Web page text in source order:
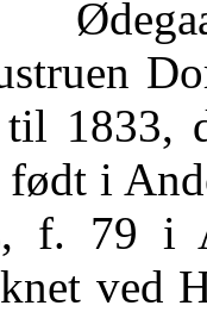
1833,
i
f. 79 i
ved